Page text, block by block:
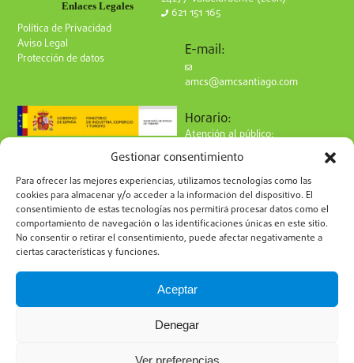
Gestionar consentimiento
Para ofrecer las mejores experiencias, utilizamos tecnologías como las
cookies para almacenar y/o acceder a la información del dispositivo. El
consentimiento de estas tecnologías nos permitirá procesar datos como el
comportamiento de navegación o las identificaciones únicas en este sitio.
No consentir o retirar el consentimiento, puede afectar negativamente a
ciertas características y funciones.
Aceptar
Denegar
Ver preferencias
Enlaces Legales
Política de Privacidad
Aviso Legal
Protección de datos
621 151 165
E-mail:
amcs@amcsantiago.com
Horario:
Atención al público:
de Lunes a Viernes
de 9 a 15h
Síguenos en redes:
Suscríbete a nuestro boletín